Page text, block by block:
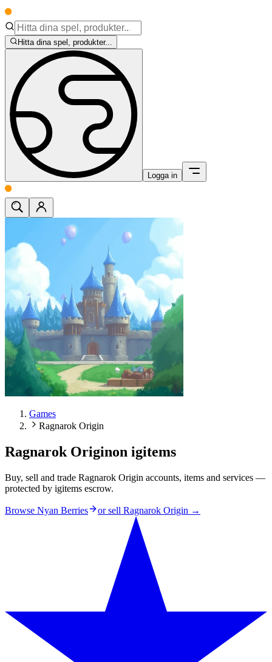
Hitta dina spel, produkter...
Logga in
Games
Ragnarok Origin
Ragnarok Originon igitems
Buy, sell and trade Ragnarok Origin accounts, items and services —
protected by igitems escrow.
Browse Nyan Berries or sell Ragnarok Origin →